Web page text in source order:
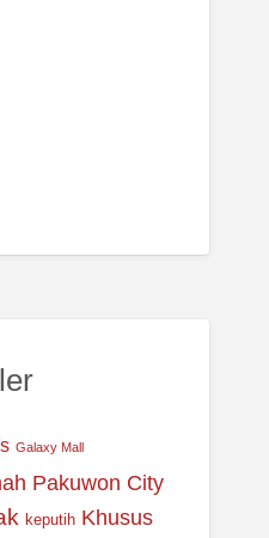
Galaxy Mall
Pakuwon City
keputih Khusus